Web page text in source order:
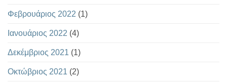
Φεβρουάριος 2022 (1)
Ιανουάριος 2022 (4)
Δεκέμβριος 2021 (1)
Οκτώβριος 2021 (2)